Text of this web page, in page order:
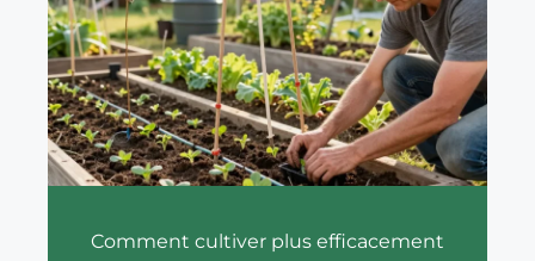
Comment cultiver plus efficacement